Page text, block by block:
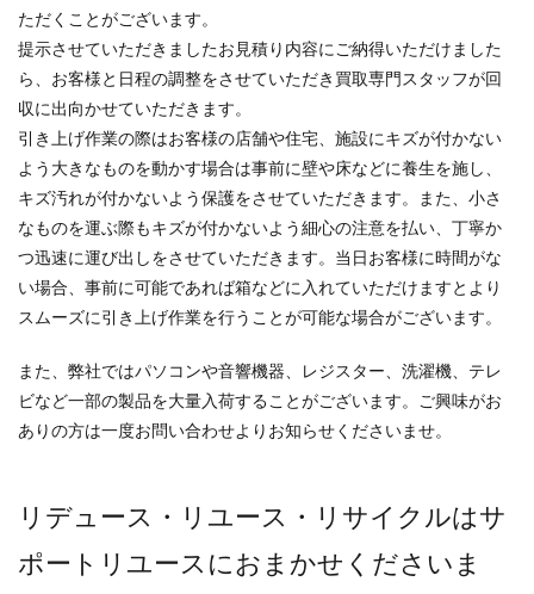
ただくことがございます。
提示させていただきましたお見積り内容にご納得いただけました
ら、お客様と日程の調整をさせていただき買取専門スタッフが回
収に出向かせていただきます。
引き上げ作業の際はお客様の店舗や住宅、施設にキズが付かない
よう大きなものを動かす場合は事前に壁や床などに養生を施し、
キズ汚れが付かないよう保護をさせていただきます。また、小さ
なものを運ぶ際もキズが付かないよう細心の注意を払い、丁寧か
つ迅速に運び出しをさせていただきます。当日お客様に時間がな
い場合、事前に可能であれば箱などに入れていただけますとより
スムーズに引き上げ作業を行うことが可能な場合がございます。
また、弊社ではパソコンや音響機器、レジスター、洗濯機、テレ
ビなど一部の製品を大量入荷することがございます。ご興味がお
ありの方は一度お問い合わせよりお知らせくださいませ。
リデュース・リユース・リサイクルはサ
ポートリユースにおまかせくださいま